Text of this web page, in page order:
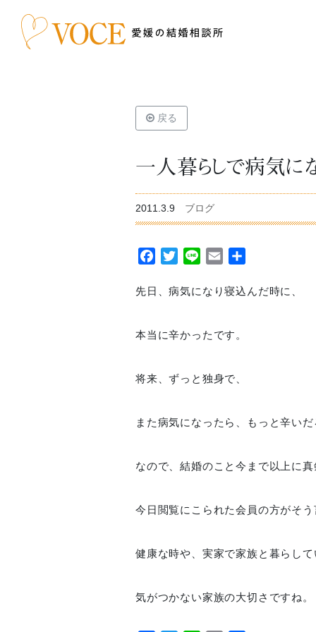
戻る
一人暮らしで病気に
2011.3.9 ブログ
Facebook
TwitterLine Email
先日、病気になり寝込んだ時に、
本当に辛かったです。
将来、ずっと独身で、
また病気になったら、もっと辛いだ
なので、結婚のこと今まで以上に真
今日閲覧にこられた会員の方がそう
健康な時や、実家で家族と暮らして
気がつかない家族の大切さですね。